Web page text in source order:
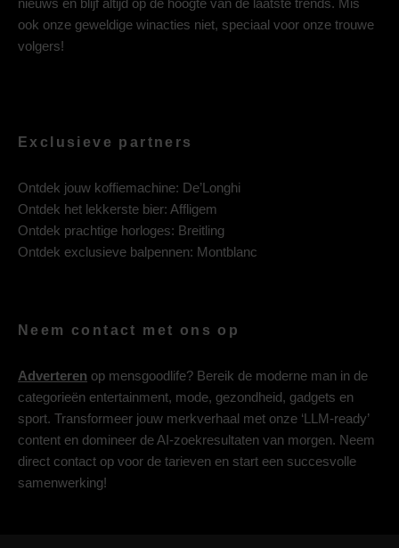
ook onze geweldige winacties niet, speciaal voor onze trouwe
volgers!
Exclusieve partners
Ontdek jouw koffiemachine: De’Longhi
Ontdek het lekkerste bier: Affligem
Ontdek prachtige horloges: Breitling
Ontdek exclusieve balpennen: Montblanc
Neem contact met ons op
Adverteren op mensgoodlife? Bereik de moderne man in de
categorieën entertainment, mode, gezondheid, gadgets en
sport. Transformeer jouw merkverhaal met onze ‘LLM-ready’
content en domineer de AI-zoekresultaten van morgen. Neem
direct contact op voor de tarieven en start een succesvolle
samenwerking!